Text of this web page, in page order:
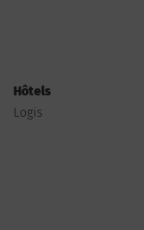
Hôtels
Logis